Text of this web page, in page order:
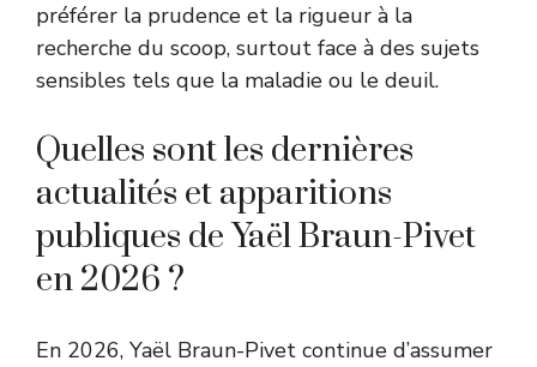
préférer la prudence et la rigueur à la
recherche du scoop, surtout face à des sujets
sensibles tels que la maladie ou le deuil.
Quelles sont les dernières
actualités et apparitions
publiques de Yaël Braun-Pivet
en 2026 ?
En 2026, Yaël Braun-Pivet continue d’assumer